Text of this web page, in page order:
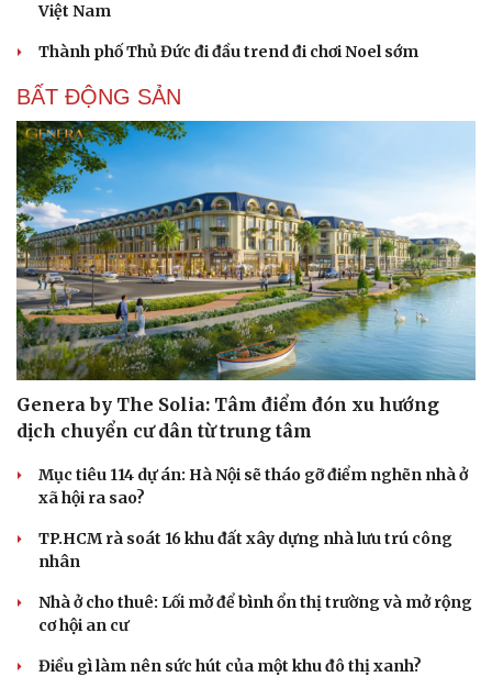
Cải chính
Việt Nam
Thành phố Thủ Đức đi đầu trend đi chơi Noel sớm
BẤT ĐỘNG SẢN
Genera by The Solia: Tâm điểm đón xu hướng
dịch chuyển cư dân từ trung tâm
Mục tiêu 114 dự án: Hà Nội sẽ tháo gỡ điểm nghẽn nhà ở
xã hội ra sao?
TP.HCM rà soát 16 khu đất xây dựng nhà lưu trú công
nhân
Nhà ở cho thuê: Lối mở để bình ổn thị trường và mở rộng
cơ hội an cư
Điều gì làm nên sức hút của một khu đô thị xanh?